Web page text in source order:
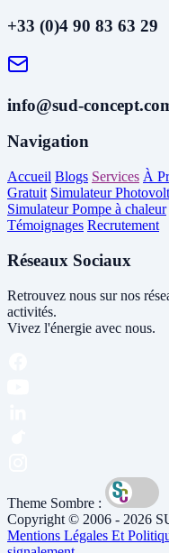
+33 (0)4 90 83 63 29
info@sud-
Navigation
Accueil Blogs Services À
Gratuit Simulateur
Simulateur Pompe à chaleur
Témoignages Recrutement
Réseaux Sociaux
Retrouvez nous sur nos
activités.
Vivez l'énergie avec nous.
Theme Sombre :
Copyright © 2006 - 2026
Mentions Légales Et